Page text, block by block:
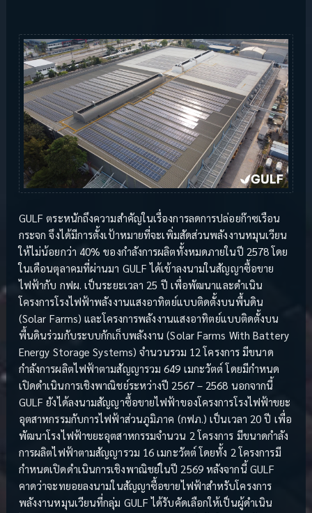
GULF ตระหนักถึงความสำคัญในเรื่องการลดการปล่อยก๊าซเรือน
กระจก จึงได้มีการตั้งเป้าหมายที่จะเพิ่มสัดส่วนพลังงานหมุนเวียน
ให้ไม่น้อยกว่า 40% ของกำลังการผลิตทั้งหมดภายในปี 2578 โดย
ในเดือนตุลาคมที่ผ่านมา GULF ได้เข้าลงนามในสัญญาซื้อขาย
ไฟฟ้ากับ กฟผ. เป็นระยะเวลา 25 ปี เพื่อพัฒนาและดำเนิน
โครงการโรงไฟฟ้าพลังงานแสงอาทิตย์แบบติดตั้งบนพื้นดิน
(Solar Farms) และโครงการพลังงานแสงอาทิตย์แบบติดตั้งบน
พื้นดินร่วมกับระบบกักเก็บพลังงาน (Solar Farms With Battery
Energy Storage Systems) จำนวนรวม 12 โครงการ มีขนาด
กำลังการผลิตไฟฟ้าตามสัญญารวม 649 เมกะวัตต์ โดยมีกำหนด
เปิดดำเนินการเชิงพาณิชย์ระหว่างปี 2567 – 2568 นอกจากนี้
GULF ยังได้ลงนามสัญญาซื้อขายไฟฟ้าของโครงการโรงไฟฟ้าขยะ
อุตสาหกรรมกับการไฟฟ้าส่วนภูมิภาค (กฟภ.) เป็นเวลา 20 ปี เพื่อ
พัฒนาโรงไฟฟ้าขยะอุตสาหกรรมจำนวน 2 โครงการ มีขนาดกำลัง
การผลิตไฟฟ้าตามสัญญารวม 16 เมกะวัตต์ โดยทั้ง 2 โครงการมี
กำหนดเปิดดำเนินการเชิงพาณิชย์ในปี 2569 หลังจากนี้ GULF
คาดว่าจะทยอยลงนามในสัญญาซื้อขายไฟฟ้าสำหรับโครงการ
พลังงานหมุนเวียนที่กลุ่ม GULF ได้รับคัดเลือกให้เป็นผู้ดำเนิน